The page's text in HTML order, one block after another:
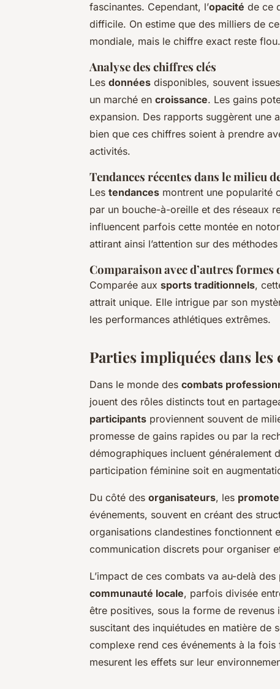
fascinantes. Cependant, l’opacité de ce
difficile. On estime que des milliers de
mondiale, mais le chiffre exact reste flou.
Analyse des chiffres clés
Les données disponibles, souvent
un marché en croissance. Les gains
expansion. Des rapports suggèrent une
bien que ces chiffres soient à prendre
activités.
Tendances récentes dans le milieu
Les tendances montrent une popularité
par un bouche-à-oreille et des réseaux
influencent parfois cette montée en
attirant ainsi l’attention sur des
Comparaison avec d’autres
Comparée aux sports traditionnels,
attrait unique. Elle intrigue par son
les performances athlétiques extrêmes.
Parties impliquées dans les
Dans le monde des combats
jouent des rôles distincts tout en
participants proviennent souvent de
promesse de gains rapides ou par la
démographiques incluent généralement
participation féminine soit en
Du côté des organisateurs, les
événements, souvent en créant des
organisations clandestines fonctionnent
communication discrets pour organiser
L’impact de ces combats va au-delà
communauté locale, parfois divisée
être positives, sous la forme de
suscitant des inquiétudes en matière de
complexe rend ces événements à la
mesurent les effets sur leur